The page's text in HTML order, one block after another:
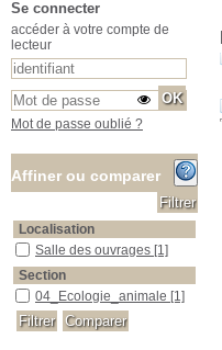
Se connecter
accéder à votre compte de
lecteur
Mot de passe oublié ?
Affiner ou comparer
Localisation
Salle des ouvrages
Salle des ouvrages [1]
Section
04_Ecologie_animale
04_Ecologie_animale [1]